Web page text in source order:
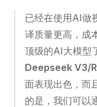
已经在使用AI做
译质量更高，成
顶级的AI大模型
Deepseek V3/
面表现出色，而
的是，我们可以